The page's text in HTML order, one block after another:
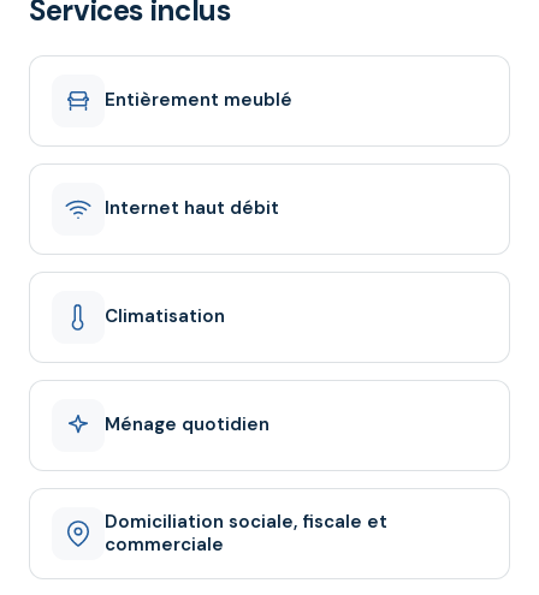
Services inclus
Entièrement meublé
Internet haut débit
Climatisation
Ménage quotidien
Domiciliation sociale, fiscale et
commerciale